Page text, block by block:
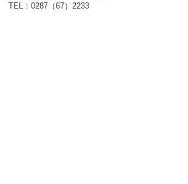
TEL：0287（67）2233